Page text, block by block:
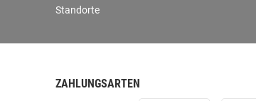
Standorte
ZAHLUNGSARTEN